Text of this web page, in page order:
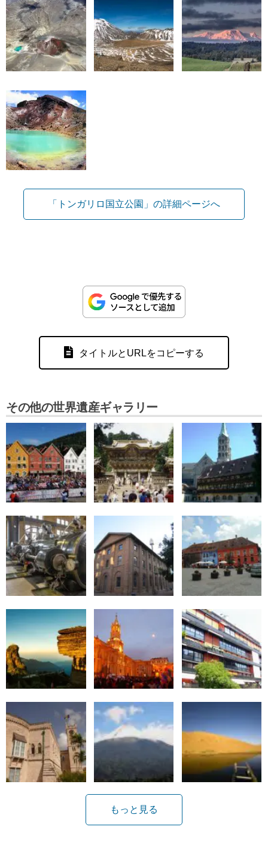
「トンガリロ国立公園」の詳細ページへ
タイトルとURLをコピーする
その他の世界遺産ギャラリー
もっと見る